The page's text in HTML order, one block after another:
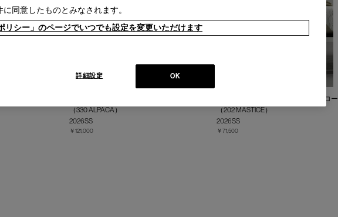
（330 ALPACA）
2026SS
￥121,000
SOCIETY (ソサエティ) - SOC TEDスロー
（202 MASTICE）
2026SS
￥71,500
同意したものとみなされます。
リシー」のページでいつでも設定を変更いただけます
OK
詳細設定